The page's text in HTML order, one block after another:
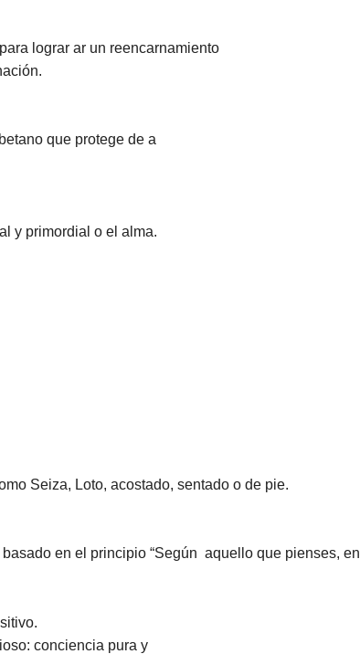
lograr ar un reencarnamiento
que protege de a
y primordial o el alma.
Seiza, Loto, acostado, sentado o de pie.
en el principio “Según aquello que pienses, en
conciencia pura y